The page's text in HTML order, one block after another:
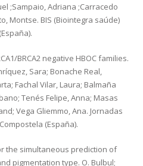
;Sampaio, Adriana ;Carracedo
Montse. BIS (Biointegra saúde)
BRCA2 negative HBOC families.
Sara; Bonache Real,
Fachal Vilar, Laura; Balmaña
Tenés Felipe, Anna; Masas
Vega Gliemmo, Ana. Jornadas
(España).
the simultaneous prediction of
pigmentation type. O. Bulbul;